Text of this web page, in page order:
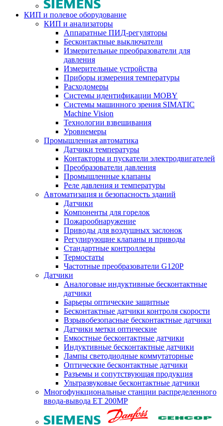
КИП и полевое оборудование
КИП и анализаторы
Аппаратные ПИД-регуляторы
Бесконтактные выключатели
Измерительные преобразователи для
давления
Измерительные устройства
Приборы измерения температуры
Расходомеры
Системы идентификации MOBY
Системы машинного зрения SIMATIC
Machine Vision
Технологии взвешивания
Уровнемеры
Промышленная автоматика
Датчики температуры
Контакторы и пускатели электродвигателей
Преобразователи давления
Промышленные клапаны
Реле давления и температуры
Автоматизация и безопасность зданий
Датчики
Компоненты для горелок
Пожарообнаружение
Приводы для воздушных заслонок
Регулирующие клапаны и приводы
Стандартные контроллеры
Термостаты
Частотные преобразователи G120P
Датчики
Аналоговые индуктивные бесконтактные
датчики
Барьеры оптические защитные
Бесконтактные датчики контроля скорости
Взрывобезопасные бесконтактные датчики
Датчики метки оптические
Емкостные бесконтактные датчики
Индуктивные бесконтактные датчики
Лампы светодиодные коммутаторные
Оптические бесконтактные датчики
Разъемы и сопутствующая продукция
Ультразвуковые бесконтактные датчики
Многофункциональные станции распределенного
ввода-вывода ET 200MP